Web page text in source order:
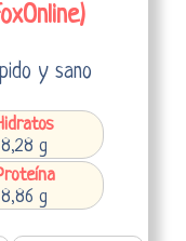
y sano
8,28 g
8,86 g